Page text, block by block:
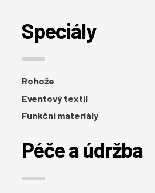
Speciály
Rohože
Eventový textil
Funkční materiály
Péče a údržba